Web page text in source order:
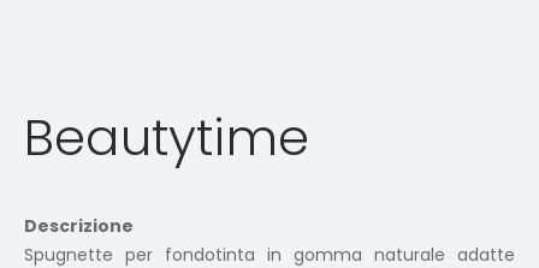
Beautytime
Descrizione
Spugnette per fondotinta in gomma naturale adatte